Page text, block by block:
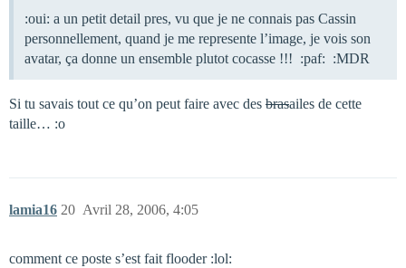
:oui: a un petit detail pres, vu que je ne connais pas Cassin
personnellement, quand je me represente l’image, je vois son
avatar, ça donne un ensemble plutot cocasse !!! :paf: :MDR
Si tu savais tout ce qu’on peut faire avec des brasailes de cette
taille… :o
lamia16 Avril 28, 2006, 4:05
20
comment ce poste s’est fait flooder :lol: